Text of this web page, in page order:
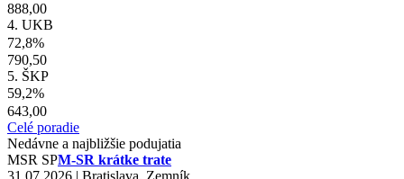
888,00
4. UKB
72,8%
790,50
5. ŠKP
59,2%
643,00
Celé poradie
Nedávne a najbližšie podujatia
MSR SPM-SR krátke trate
31.07.2026 | Bratislava, Zemník